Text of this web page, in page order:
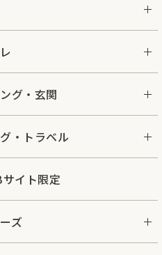
グ・玄関
・トラベル
イト限定
ズ